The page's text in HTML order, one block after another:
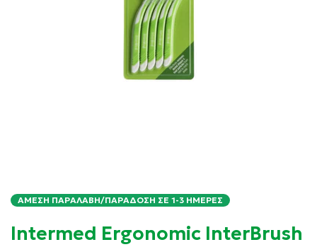
ΆΜΕΣΗ ΠΑΡΑΛΑΒΉ/ΠΑΡΆΔΟΣΗ ΣΕ 1-3 ΗΜΈΡΕΣ
Intermed Ergonomic InterBrush